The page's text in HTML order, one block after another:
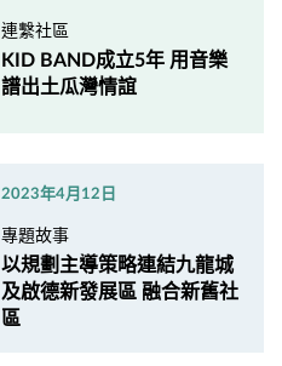
連繫社區
KID BAND成立5年 用音樂
譜出土瓜灣情誼
2023年4月12日
專題故事
以規劃主導策略連結九龍城
及啟德新發展區 融合新舊社
區